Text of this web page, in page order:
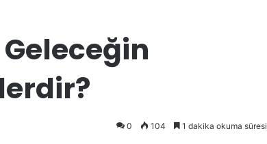
0 104 1 dakika okuma süresi